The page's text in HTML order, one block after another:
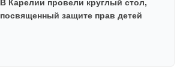
В Карелии провели круглый стол,
посвященный защите прав детей